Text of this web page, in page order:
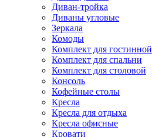
Диван-тройка
Диваны угловые
Зеркала
Комоды
Комплект для гостинной
Комплект для спальни
Комплект для столовой
Консоль
Кофейные столы
Кресла
Кресла для отдыха
Кресла офисные
Кровати